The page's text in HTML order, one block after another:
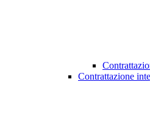
Contrattazione